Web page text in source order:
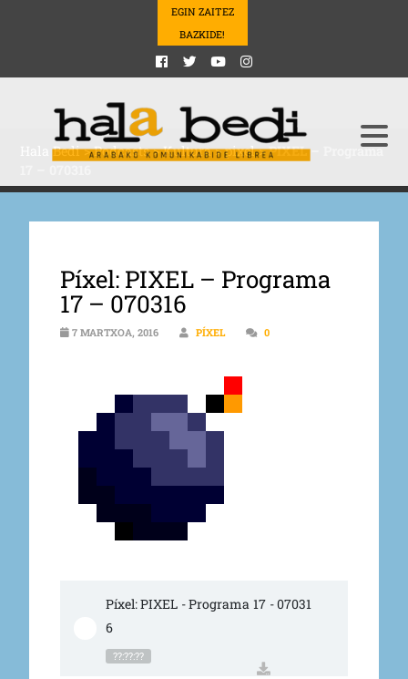
EGIN ZAITEZ
BAZKIDE!
Hala Bedi>Podcasts>Kultura>pixel>PIXEL – Programa
Píxel: PIXEL – Programa
17 – 070316
7 MARTXOA, 2016 PÍXEL 0
Píxel: PIXEL - Programa 17 - 07031
6
??:??:??